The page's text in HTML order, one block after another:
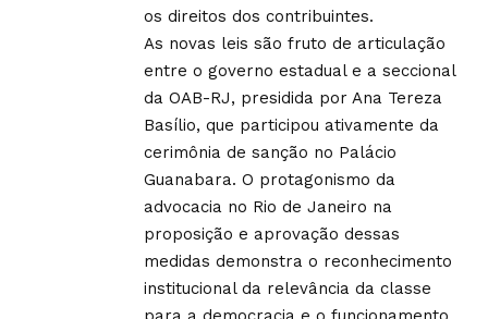
os direitos dos contribuintes.
As novas leis são fruto de articulação
entre o governo estadual e a seccional
da OAB-RJ, presidida por Ana Tereza
Basílio, que participou ativamente da
cerimônia de sanção no Palácio
Guanabara. O protagonismo da
advocacia no Rio de Janeiro na
proposição e aprovação dessas
medidas demonstra o reconhecimento
institucional da relevância da classe